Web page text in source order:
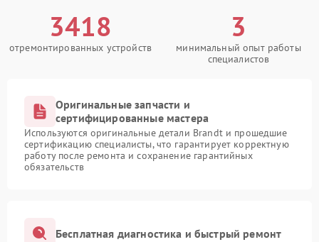
3418
отремонтированных устройств
3
минимальный опыт работы
специалистов
Оригинальные запчасти и
сертифицированные мастера
Используются оригинальные детали Brandt и прошедшие
сертификацию специалисты, что гарантирует корректную
работу после ремонта и сохранение гарантийных
обязательств
Бесплатная диагностика и быстрый ремонт